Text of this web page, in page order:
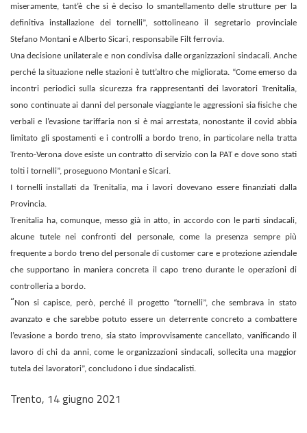
miseramente, tant’è che si è deciso lo smantellamento delle strutture per la
definitiva installazione dei tornelli”, sottolineano il segretario provinciale
Stefano Montani e Alberto Sicari, responsabile Filt ferrovia.
Una decisione unilaterale e non condivisa dalle organizzazioni sindacali. Anche
perché la situazione nelle stazioni è tutt’altro che migliorata. “Come emerso da
incontri periodici sulla sicurezza fra rappresentanti dei lavoratori Trenitalia,
sono continuate ai danni del personale viaggiante le aggressioni sia fisiche che
verbali e l’evasione tariffaria non si è mai arrestata, nonostante il covid abbia
limitato gli spostamenti e i controlli a bordo treno, in particolare nella tratta
Trento-Verona dove esiste un contratto di servizio con la PAT e dove sono stati
tolti i tornelli”, proseguono Montani e Sicari.
I tornelli installati da Trenitalia, ma i lavori dovevano essere finanziati dalla
Provincia.
Trenitalia ha, comunque, messo già in atto, in accordo con le parti sindacali,
alcune tutele nei confronti del personale, come la presenza sempre più
frequente a bordo treno del personale di customer care e protezione aziendale
che supportano in maniera concreta il capo treno durante le operazioni di
controlleria a bordo.
“Non si capisce, però, perché il progetto “tornelli”, che sembrava in stato
avanzato e che sarebbe potuto essere un deterrente concreto a combattere
l’evasione a bordo treno, sia stato improvvisamente cancellato, vanificando il
lavoro di chi da anni, come le organizzazioni sindacali, sollecita una maggior
tutela dei lavoratori”, concludono i due sindacalisti.
Trento, 14 giugno 2021